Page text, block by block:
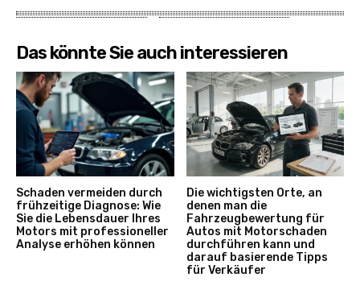
Das könnte Sie auch interessieren
Schaden vermeiden durch
frühzeitige Diagnose: Wie
Sie die Lebensdauer Ihres
Motors mit professioneller
Analyse erhöhen können
Die wichtigsten Orte, an
denen man die
Fahrzeugbewertung für
Autos mit Motorschaden
durchführen kann und
darauf basierende Tipps
für Verkäufer